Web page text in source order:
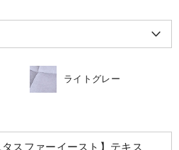
ライトグレー
タスファーイースト】テキス